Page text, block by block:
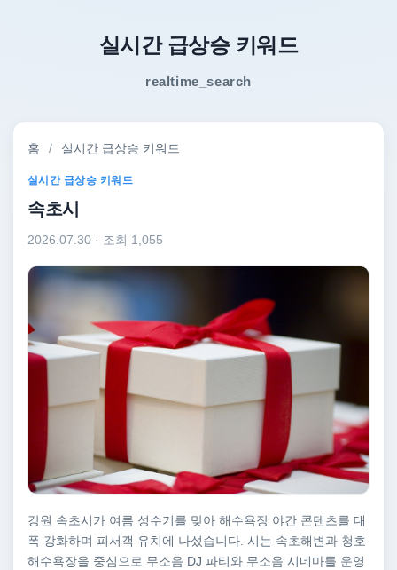
실시간 급상승 키워드
realtime_search
홈 / 실시간 급상승 키워드
실시간 급상승 키워드
속초시
2026.07.30 · 조회 1,055
강원 속초시가 여름 성수기를 맞아 해수욕장 야간 콘텐츠를 대
폭 강화하며 피서객 유치에 나섰습니다. 시는 속초해변과 청호
해수욕장을 중심으로 무소음 DJ 파티와 무소음 시네마를 운영